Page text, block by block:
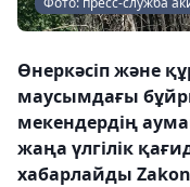
Өнеркәсіп және
маусымдағы
мекендердің
жаңа үлгілік
хабарлайды